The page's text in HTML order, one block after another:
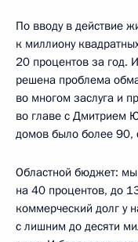
По вводу в действие
к миллиону
20 процентов за год.
решена проблема
во многом заслуга и
во главе с Дмитрием
домов было более 90,
Областной бюджет:
на 40 процентов, до
коммерческий долг у
с лишним до десяти